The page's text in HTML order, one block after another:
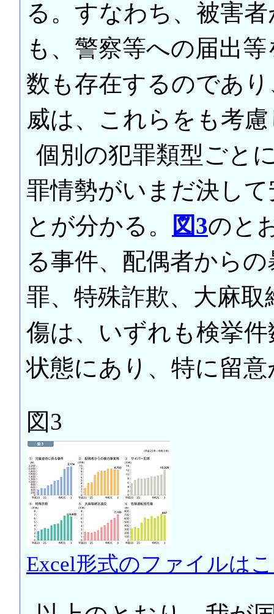
る。すなわち、被害
も、警察等への届出
数も存在するのであ
威は、これらをも考
個別の犯罪類型ごと
罪情勢がいまだ決し
とが分かる。
図3のと
る事件、配偶者から
罪、特殊詐欺、大麻
傷は、いずれも検挙
状態にあり、特に留
図3
Excel形式のファイルは